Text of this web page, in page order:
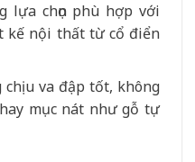
lựa chọn phù hợp với
kế nội thất từ cổ điển
chịu va đập tốt, không
mục nát như gỗ tự